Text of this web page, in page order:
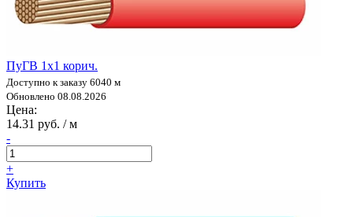
ПуГВ 1х1 корич.
Доступно к заказу 6040 м
Обновлено 08.08.2026
Цена:
14.31 руб. / м
-
+
Купить